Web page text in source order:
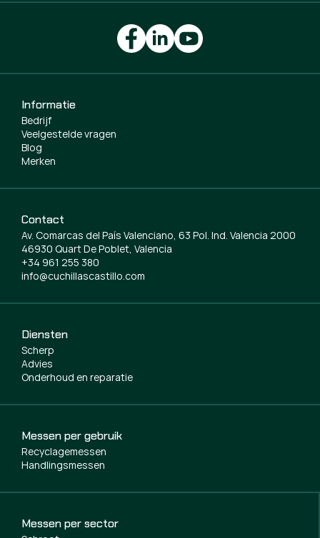
Diensten
Scherp
Advies
Onderhoud en reparatie
Messen per gebruik
Recyclagemessen
Handlingsmessen
Messen per sector
Informatie
Bedrijf
Veelgestelde vragen
Blog
Merken
Contact
Av. Comarcas del País Valenciano, 63 Pol. Ind. Valencia 2000
46930 Quart De Poblet, Valencia
+34 961 255 380
info@cuchillascastillo.com